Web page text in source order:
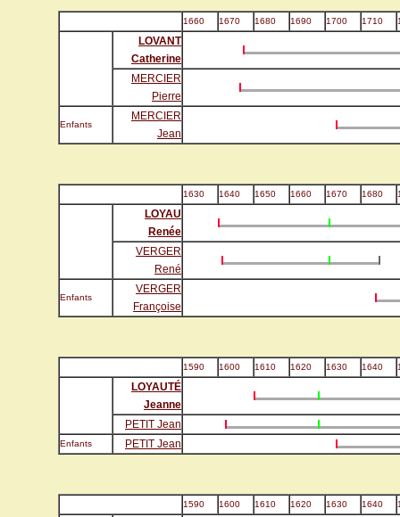
1660 1670 1680 1690 1700 1710
LOVANT
Catherine
MERCIER
Pierre
Enfants
MERCIER
Jean
1630 1640 1650 1660 1670 1680
LOYAU
Renée
VERGER
René
Enfants
VERGER
Françoise
1590 1600 1610 1620 1630 1640
LOYAUTÉ
Jeanne
PETIT Jean
Enfants PETIT Jean
1590 1600 1610 1620 1630 1640